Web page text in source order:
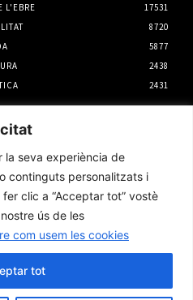
la seva experiència de
continguts personalitzats i
clic a “Acceptar tot” vostè
ús de les
com usem les cookies
tot
L'EBRE
17531
8720
5877
2438
2431
suport dels
beneficia l’espai
de
del Dia de